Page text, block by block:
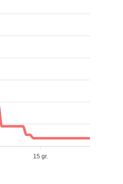
15 gr.